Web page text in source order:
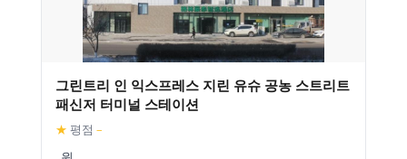
그린트리 인 익스프레스 지린 유슈 공농 스트리트
패신저 터미널 스테이션
★ 평점 –